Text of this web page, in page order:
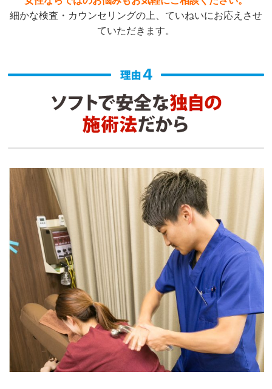
細かな検査・カウンセリングの上、ていねいにお応えさせ
ていただきます。